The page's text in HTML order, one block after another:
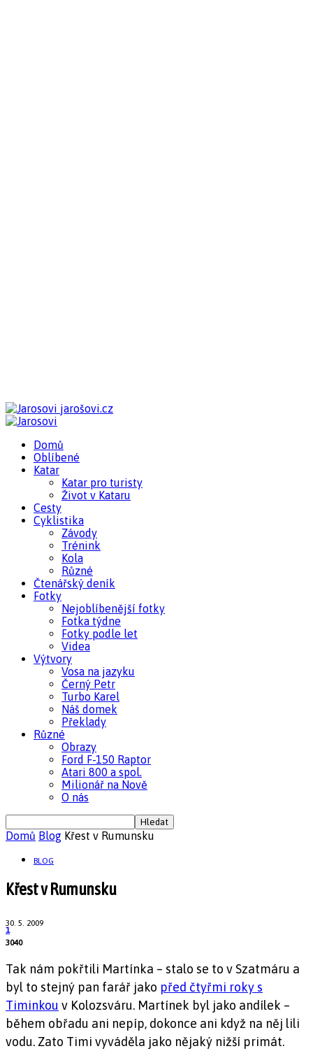
jarošovi.cz
Domů
Oblíbené
Katar
Katar pro turisty
Život v Kataru
Cesty
Cyklistika
Závody
Trénink
Kola
Různé
Čtenářský deník
Fotky
Nejoblíbenější fotky
Fotka týdne
Fotky podle let
Videa
Výtvory
Vosa na jazyku
Černý Petr
Turbo Karel
Náš domek
Překlady
Různé
Obrazy
Ford F-150 Raptor
Atari 800 a spol.
Milionář na Nově
O nás
Domů Blog Křest v Rumunsku
BLOG
Křest v Rumunsku
30. 5. 2009
1
3040
Tak nám pokřtili Martínka – stalo se to v Szatmáru a
byl to stejný pan farář jako před čtyřmi roky s
Timinkou v Kolozsváru. Martínek byl jako andílek –
během obřadu ani nepíp, dokonce ani když na něj lili
vodu. Zato Timi vyváděla jako nějaký nižší primát.